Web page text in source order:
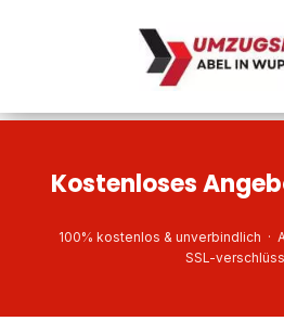
Kostenloses
100% kostenlos & unverbindlich ·
SSL-